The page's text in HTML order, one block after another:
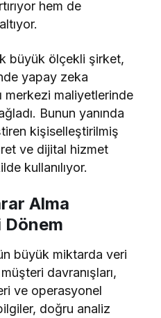
hem de
büyük ölçekli şirket,
yapay zeka
merkezi maliyetlerinde
Bunun yanında
kişiselleştirilmiş
ve dijital hizmet
kullanılıyor.
Alma
Dönem
büyük miktarda veri
davranışları,
ve operasyonel
doğru analiz